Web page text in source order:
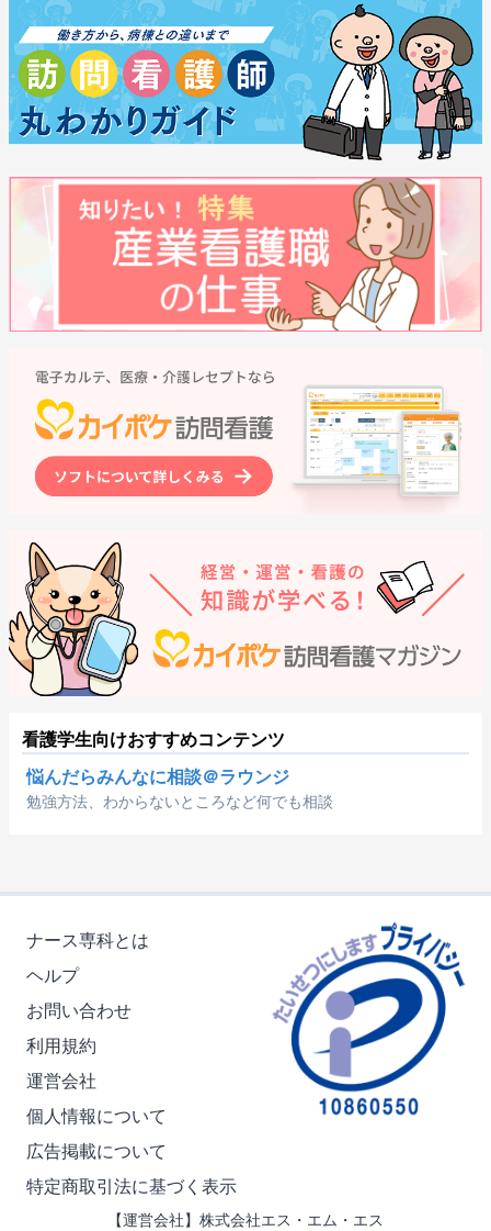
看護学生向けおすすめコンテンツ
悩んだらみんなに相談＠ラウンジ
勉強方法、わからないところなど何でも相談
ナース専科とは
ヘルプ
お問い合わせ
利用規約
運営会社
個人情報について
広告掲載について
特定商取引法に基づく表示
【運営会社】株式会社エス・エム・エス